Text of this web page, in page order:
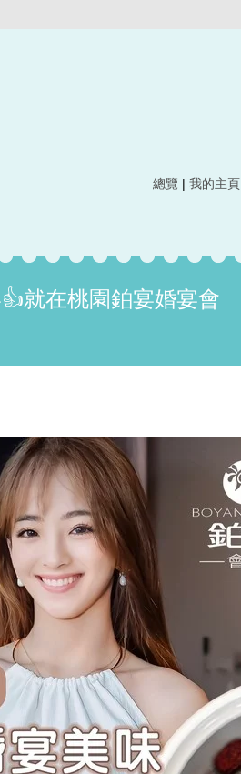
總覽 | 我的主頁
就在桃園鉑宴婚宴會